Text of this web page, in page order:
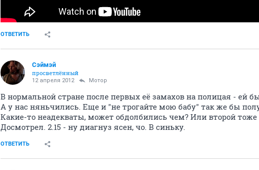
ОТВЕТИТЬ
Сэймэй
просветлённый
12 апреля 2012 Мотор
В нормальной стране после первых её замахов на полицая - ей
А у нас няньчились. Еще и "не трогайте мою бабу" так же бы
Какие-то неадекваты, может обдолбились чем? Или второй тоже
Досмотрел. 2.15 - ну диагнуз ясен, чо. В синьку.
ОТВЕТИТЬ